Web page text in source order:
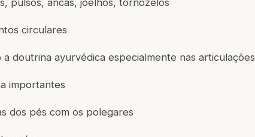
circulares
doutrina ayurvédica especialmente nas articulações
importantes
dos pés com os polegares